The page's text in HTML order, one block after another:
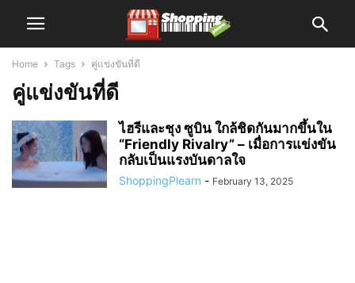
Home Tags คู่แข่งขันที่ดี
คู่แข่งขันที่ดี
ไฮรีและชุง ซูบิน ใกล้ชิดกันมากขึ้นใน
“Friendly Rivalry” – เมื่อการแข่งขัน
กลับเป็นแรงบันดาลใจ
ShoppingPlearn - February 13, 2025